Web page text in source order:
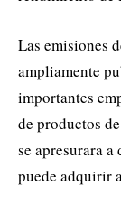
Las emisiones
ampliamente
importantes
de productos
se apresurara
puede adquirir